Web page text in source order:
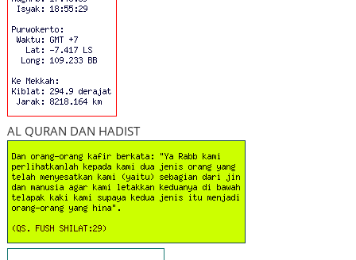
AL QURAN DAN HADIST